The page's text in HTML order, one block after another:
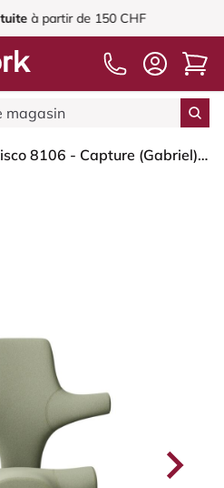
à partir de 150 CHF
HÅG Capisco 8106 - Capture (Gabriel) - Laine / Polyamide - CPT5101 - Green-grey - Noir - 200 mm (hauteur d’assise 46–64 cm) - Roues souples pour sols durs